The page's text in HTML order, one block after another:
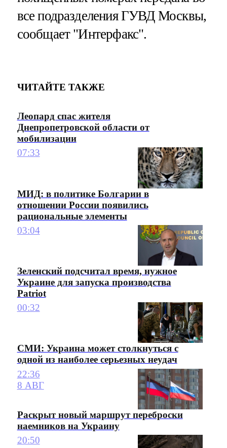
все подразделения ГУВД Москвы,
сообщает "Интерфакс".
ЧИТАЙТЕ ТАКЖЕ
Леопард спас жителя
Днепропетровской области от
мобилизации
07:33
МИД: в политике Болгарии в
отношении России появились
рациональные элементы
03:04
Зеленский подсчитал время, нужное
Украине для запуска производства
Patriot
00:32
СМИ: Украина может столкнуться с
одной из наиболее серьезных неудач
22:36
8 АВГ
Раскрыт новый маршрут переброски
наемников на Украину
20:50